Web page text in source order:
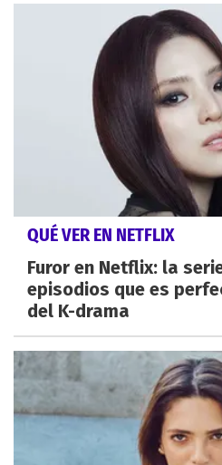
QUÉ VER EN NETFLIX
Furor en Netflix: la
episodios que es
del K-drama